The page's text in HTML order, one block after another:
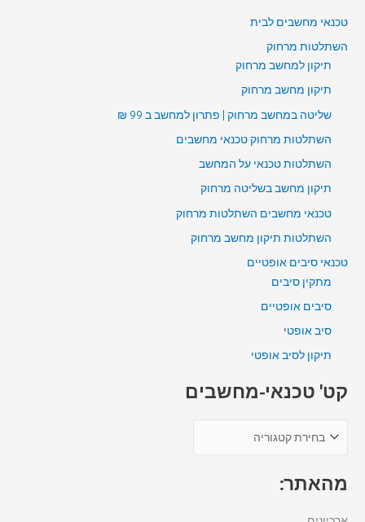
טכנאי מחשבים לבית
השתלטות מרחוק
תיקון למחשב מרחוק
תיקון מחשב מרחוק
שליטה במחשב מרחוק | פתרון למחשב ב 99 ₪
השתלטות מרחוק טכנאי מחשבים
השתלטות טכנאי על המחשב
תיקון מחשב בשליטה מרחוק
טכנאי מחשבים השתלטות מרחוק
השתלטות תיקון מחשב מרחוק
טכנאי סיבים אופטיים
מתקין סיבים
סיבים אופטיים
סיב אופטי
תיקון לסיב אופטי
קט' טכנאי-מחשבים
מהאתר: